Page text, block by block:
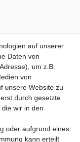
auf unserer
Daten von
um z.B.
von
unsere Website zu
durch gesetzte
wir in den
oder aufgrund eines
kann erteilt